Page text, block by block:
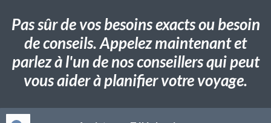
Pas sûr de vos besoins exacts ou besoin
de conseils. Appelez maintenant et
parlez à l'un de nos conseillers qui peut
vous aider à planifier votre voyage.